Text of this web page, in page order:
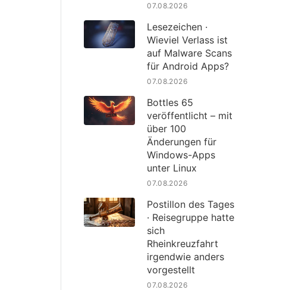
07.08.2026
Lesezeichen ·
Wieviel Verlass ist
auf Malware Scans
für Android Apps?
07.08.2026
Bottles 65
veröffentlicht – mit
über 100
Änderungen für
Windows-Apps
unter Linux
07.08.2026
Postillon des Tages
· Reisegruppe hatte
sich
Rheinkreuzfahrt
irgendwie anders
vorgestellt
07.08.2026